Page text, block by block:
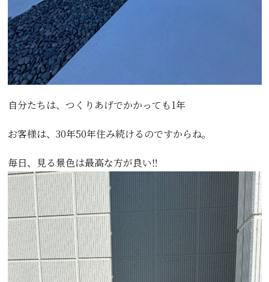
自分たちは、つくりあげでかかっても1年
お客様は、30年50年住み続けるのですからね。
毎日、見る景色は最高な方が良い‼️